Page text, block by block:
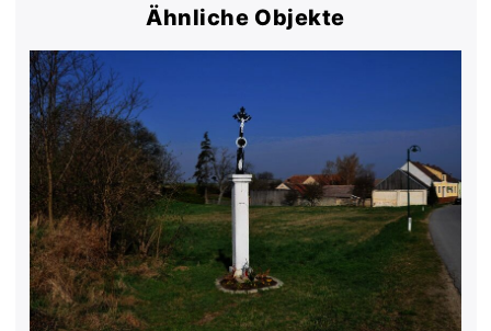
Ähnliche Objekte